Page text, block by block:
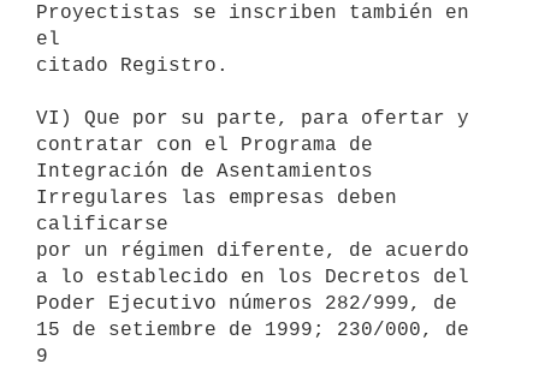
Proyectistas se inscriben también en
el
citado Registro.
VI) Que por su parte, para ofertar y
contratar con el Programa de
Integración de Asentamientos
Irregulares las empresas deben
calificarse
por un régimen diferente, de acuerdo
a lo establecido en los Decretos del
Poder Ejecutivo números 282/999, de
15 de setiembre de 1999; 230/000, de
9